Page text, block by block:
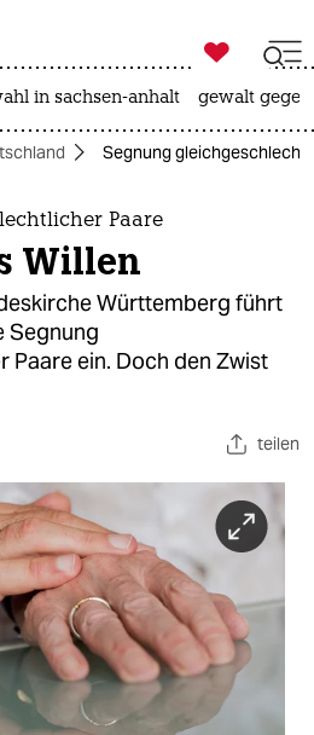
zahl ich
ich

taz zahl ich
in sachsen-anhalt gewalt
Segnung
Paare
Willen
Württemberg führt
Segnung
Paare ein. Doch den Zwist
teilen